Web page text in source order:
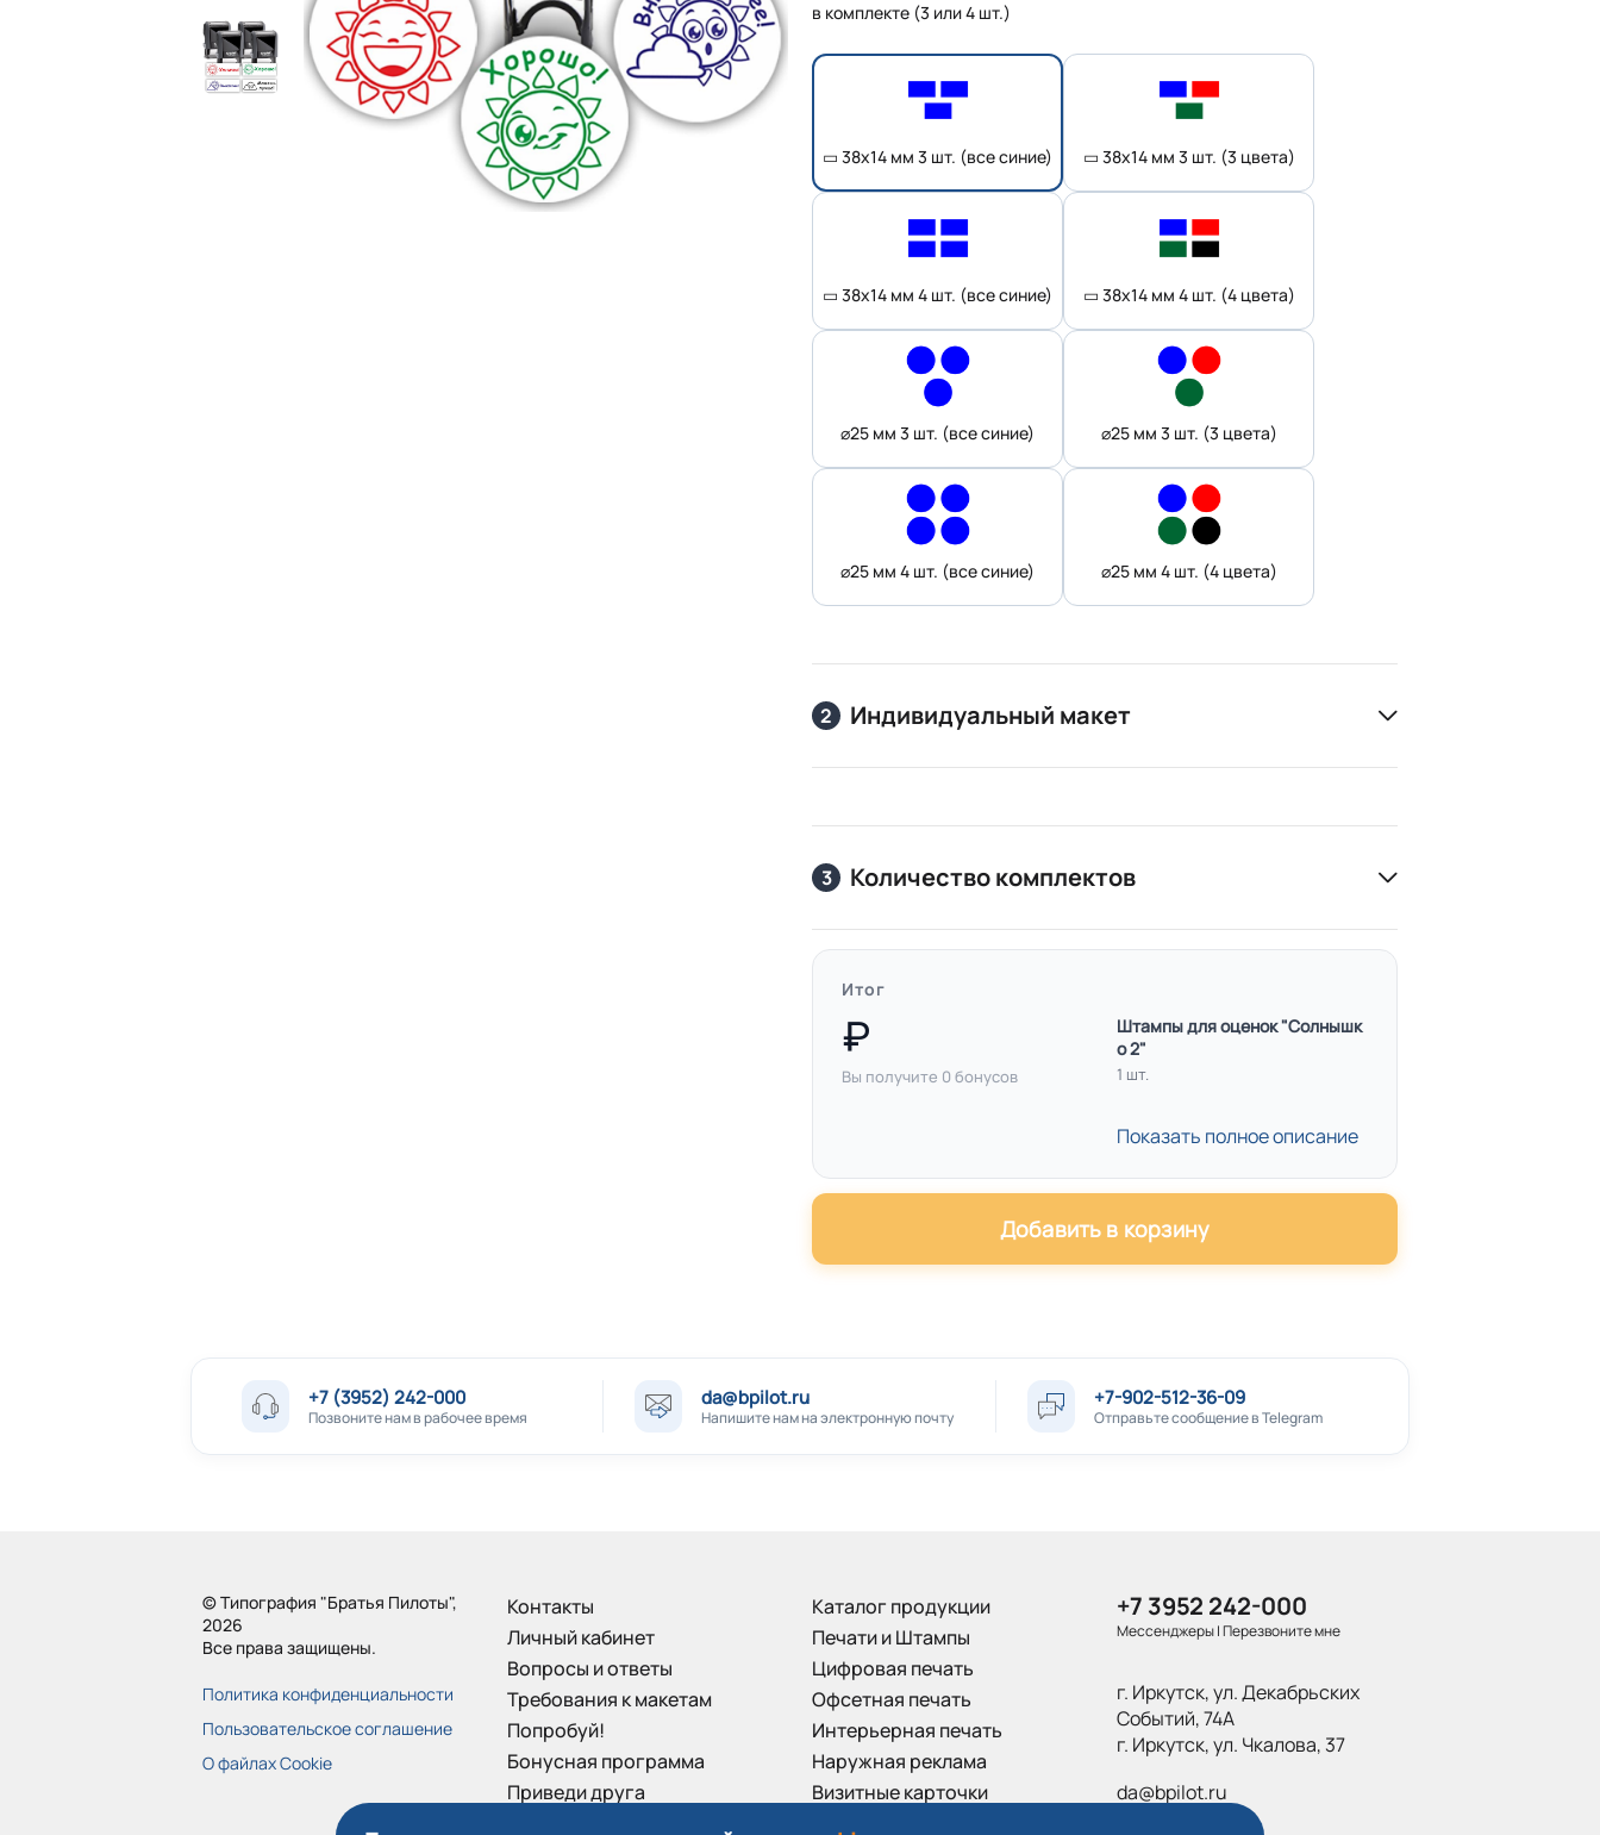
в комплекте (3 или 4 шт.)
▭ 38x14 мм 3 шт. (все синие) ▭ 38x14 мм 3 шт. (3 цвета)
▭ 38x14 мм 4 шт. (все синие) ▭ 38x14 мм 4 шт. (4 цвета)
⌀25 мм 3 шт. (все синие) ⌀25 мм 3 шт. (3 цвета)
⌀25 мм 4 шт. (все синие) ⌀25 мм 4 шт. (4 цвета)
2 Индивидуальный макет
3 Количество комплектов
Итог
Вы получите 0 бонусов
Штампы для оценок "Солнышк
о 2"
1 шт.
Показать полное описание
Добавить в корзину
+7 (3952) 242-000
Позвоните нам в рабочее время
da@bpilot.ru
Напишите нам на электронную почту
+7-902-512-36-09
Отправьте сообщение в Telegram
© Типография "Братья Пилоты",
2026
Все права защищены.
Политика конфиденциальности
Пользовательское соглашение
О файлах Cookie
Контакты
Личный кабинет
Вопросы и ответы
Требования к макетам
Попробуй!
Бонусная программа
Приведи друга
Каталог продукции
Печати и Штампы
Цифровая печать
Офсетная печать
Интерьерная печать
Наружная реклама
Визитные карточки
+7 3952 242-000
Мессенджеры|Перезвоните мне
г. Иркутск, ул. Декабрьских
Событий, 74А
г. Иркутск, ул. Чкалова, 37
da@bpilot.ru